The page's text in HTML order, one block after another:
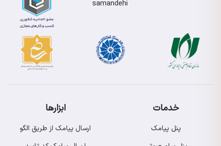
خدمات
پنل پیامک
ابزارها
ارسال پیامک از طریق الگو